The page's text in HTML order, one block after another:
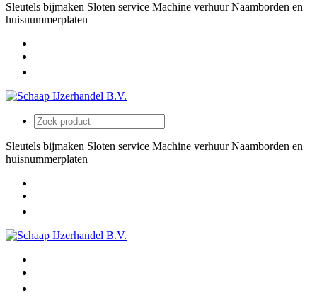
Sleutels bijmaken Sloten service Machine verhuur Naamborden en
huisnummerplaten
Sleutels bijmaken Sloten service Machine verhuur Naamborden en
huisnummerplaten